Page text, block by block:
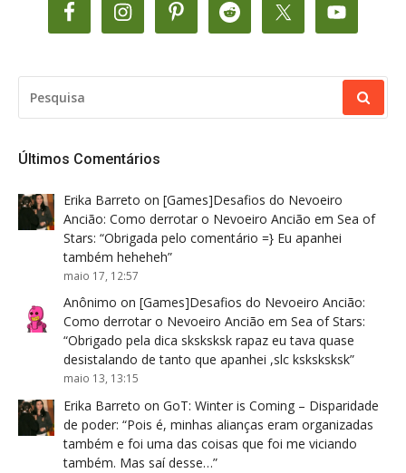
POR:
Últimos Comentários
Erika Barreto on [Games]Desafios do Nevoeiro
Ancião: Como derrotar o Nevoeiro Ancião em Sea of
Stars: “Obrigada pelo comentário =} Eu apanhei
também heheheh”
maio 17, 12:57
Anônimo on [Games]Desafios do Nevoeiro Ancião:
Como derrotar o Nevoeiro Ancião em Sea of Stars:
“Obrigado pela dica sksksksk rapaz eu tava quase
desistalando de tanto que apanhei ,slc ksksksksk”
maio 13, 13:15
Erika Barreto on GoT: Winter is Coming – Disparidade
de poder: “Pois é, minhas alianças eram organizadas
também e foi uma das coisas que foi me viciando
também. Mas saí desse…”